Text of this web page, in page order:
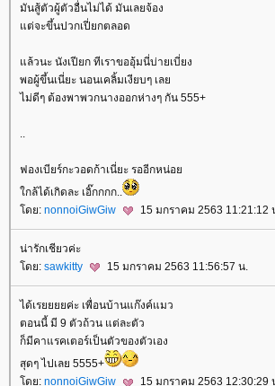
มันสู้ตัวผู้ตัวอื่นไม่ได้ มันเลยจ้อง
ต่จะขึ้นปวกเปี่ยกตลอด
ล้วนะ นังเปียก ทีเราขออุ้มนี่บ่ายเบี่ยง
พอผู้ขึ้นเนี่ยะ นอนเคลิ้มเงียบๆ เล
ไม่ดีๆ ต้องพาพวกนางออกห่างๆ กัน 555+
ฟองเบียร์กะวอดก้าเนี่ยะ รออีกหน่อ
กล้ได้เกิดละ เอิ๊กกกก..
ดย: nonnoiGiwGiw 15 มกราคม 2563 11:21:12
น่ารักเชียวค่ะ
ดย: sawkitty 15 มกราคม 2563 11:56:57 น.
ได้เรยยยยค่ะ เพื่อนบ้านแก๊งค์แมว
ตอนนี้ มี 9 ตัวถ้วน แต่ละตัว
ก็มีคาแรคเตอร์เป็นตัวของตัวเอง
สุดๆ ไปเลย 5555+
ดย: nonnoiGiwGiw 15 มกราคม 2563 12:30:29